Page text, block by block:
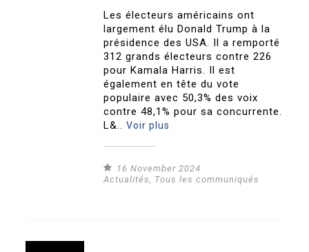
Les électeurs américains ont
largement élu Donald Trump à la
présidence des USA. Il a remporté
312 grands électeurs contre 226
pour Kamala Harris. Il est
également en tête du vote
populaire avec 50,3% des voix
contre 48,1% pour sa concurrente.
L&..Voir plus
16 November 2024
Actualités, Tous les communiqués